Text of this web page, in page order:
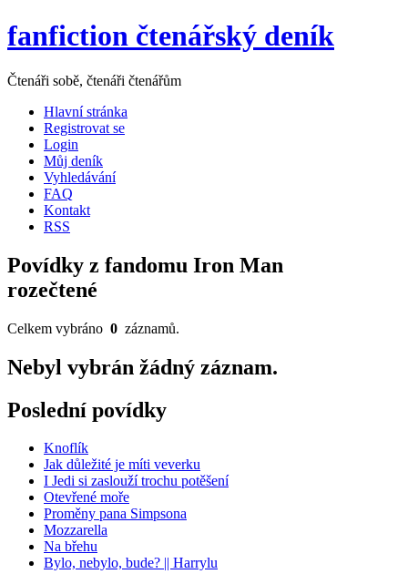
fanfiction čtenářský deník
Čtenáři sobě, čtenáři čtenářům
Hlavní stránka
Registrovat se
Login
Můj deník
Vyhledávání
FAQ
Kontakt
RSS
Povídky z fandomu Iron Man
rozečtené
Celkem vybráno 0 záznamů.
Nebyl vybrán žádný záznam.
Poslední povídky
Knoflík
Jak důležité je míti veverku
I Jedi si zaslouží trochu potěšení
Otevřené moře
Proměny pana Simpsona
Mozzarella
Na břehu
Bylo, nebylo, bude? || Harrylu